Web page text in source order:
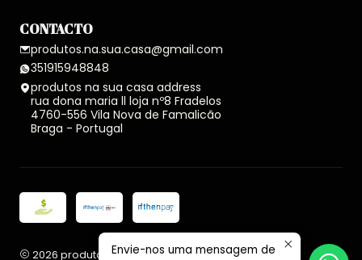
CONTACTO
produtos.na.sua.casa@gmail.com
351915948848
produtos na sua casa address
rua dona maria ll loja nº8 Fradelos
4760-556 Vila Nova de Famalicão
Braga - Portugal
2026 produtos na sua casa.Envie-nos uma mensagem de